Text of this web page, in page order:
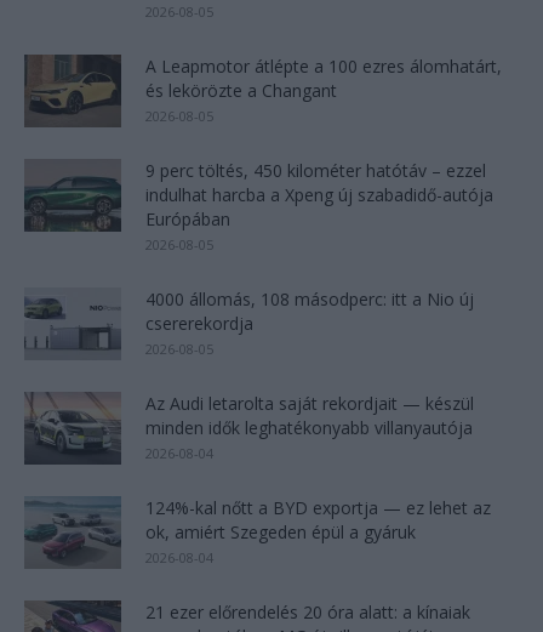
2026-08-05
A Leapmotor átlépte a 100 ezres álomhatárt,
és lekörözte a Changant
2026-08-05
9 perc töltés, 450 kilométer hatótáv – ezzel
indulhat harcba a Xpeng új szabadidő-autója
Európában
2026-08-05
4000 állomás, 108 másodperc: itt a Nio új
csererekordja
2026-08-05
Az Audi letarolta saját rekordjait — készül
minden idők leghatékonyabb villanyautója
2026-08-04
124%-kal nőtt a BYD exportja — ez lehet az
ok, amiért Szegeden épül a gyáruk
2026-08-04
21 ezer előrendelés 20 óra alatt: a kínaiak